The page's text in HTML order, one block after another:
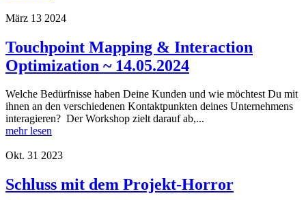
März 13 2024
Touchpoint Mapping & Interaction
Optimization ~ 14.05.2024
Welche Bedürfnisse haben Deine Kunden und wie möchtest Du mit
ihnen an den verschiedenen Kontaktpunkten deines Unternehmens
interagieren? Der Workshop zielt darauf ab,...
mehr lesen
Okt. 31 2023
Schluss mit dem Projekt-Horror